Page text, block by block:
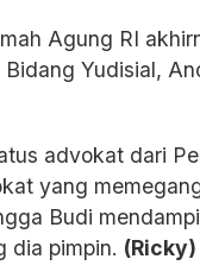
Agung RI
Yudisial,
advokat dari
yang
Budi
dia pimpin. (Ricky)